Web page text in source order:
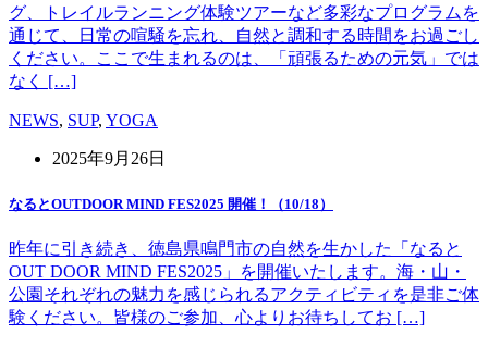
グ、トレイルランニング体験ツアーなど多彩なプログラムを
通じて、日常の喧騒を忘れ、自然と調和する時間をお過ごし
ください。ここで生まれるのは、「頑張るための元気」では
なく […]
NEWS, SUP, YOGA
2025年9月26日
なるとOUTDOOR MIND FES2025 開催！（10/18）
昨年に引き続き、徳島県鳴門市の自然を生かした「なると
OUT DOOR MIND FES2025」を開催いたします。海・山・
公園それぞれの魅力を感じられるアクティビティを是非ご体
験ください。皆様のご参加、心よりお待ちしてお […]